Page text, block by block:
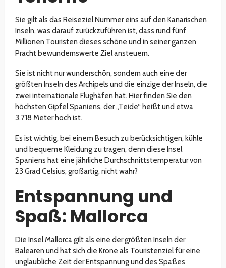
Sie gilt als das Reiseziel Nummer eins auf den Kanarischen
Inseln, was darauf zurückzuführen ist, dass rund fünf
Millionen Touristen dieses schöne und in seiner ganzen
Pracht bewundernswerte Ziel ansteuern.
Sie ist nicht nur wunderschön, sondern auch eine der
größten Inseln des Archipels und die einzige der Inseln, die
zwei internationale Flughäfen hat. Hier finden Sie den
höchsten Gipfel Spaniens, der „Teide“ heißt und etwa
3.718 Meter hoch ist.
Es ist wichtig, bei einem Besuch zu berücksichtigen, kühle
und bequeme Kleidung zu tragen, denn diese Insel
Spaniens hat eine jährliche Durchschnittstemperatur von
23 Grad Celsius, großartig, nicht wahr?
Entspannung und
Spaß: Mallorca
Die Insel Mallorca gilt als eine der größten Inseln der
Balearen und hat sich die Krone als Touristenziel für eine
unglaubliche Zeit der Entspannung und des Spaßes